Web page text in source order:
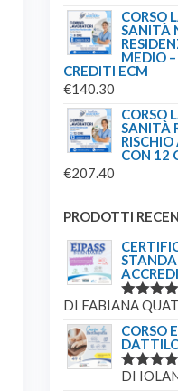
CORSO
SANITÀ
MEDIO
CREDITI ECM
€140.30
CORSO
SANITÀ
CON 12
€207.40
PRODOTTI
DI FABIANA
CORSO
DI